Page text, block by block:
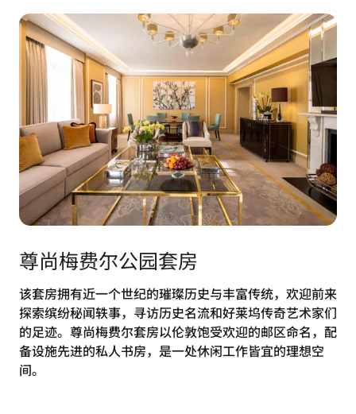
尊尚梅费尔公园套房
该套房拥有近一个世纪的璀璨历史与丰富传统，欢迎前来
探索缤纷秘闻轶事，寻访历史名流和好莱坞传奇艺术家们
的足迹。尊尚梅费尔套房以伦敦饱受欢迎的邮区命名，配
备设施先进的私人书房，是一处休闲工作皆宜的理想空
间。